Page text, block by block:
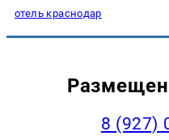
отель краснодар
8 (927)